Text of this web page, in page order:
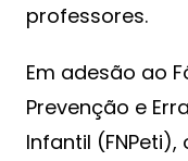
professores.
Em adesão ao
Prevenção e
Infantil